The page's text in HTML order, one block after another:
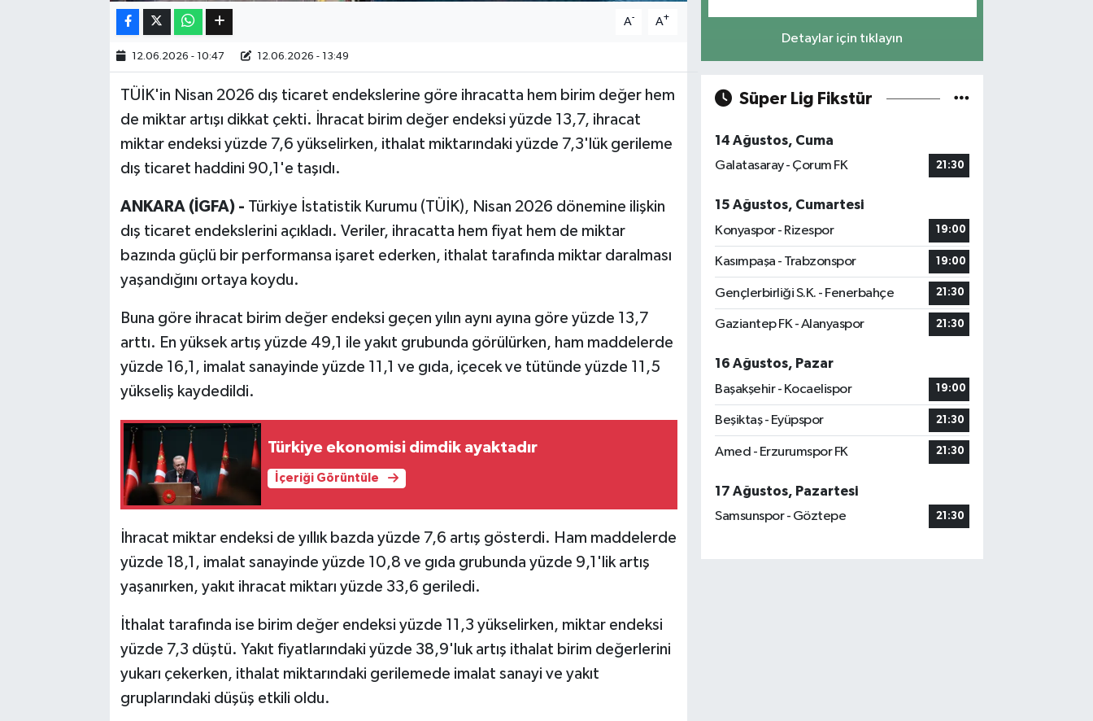
A- A+
12.06.2026 - 10:47 12.06.2026 - 13:49
TÜİK'in Nisan 2026 dış ticaret endekslerine göre ihracatta hem birim değer hem
de miktar artışı dikkat çekti. İhracat birim değer endeksi yüzde 13,7, ihracat
miktar endeksi yüzde 7,6 yükselirken, ithalat miktarındaki yüzde 7,3'lük gerileme
dış ticaret haddini 90,1'e taşıdı.
ANKARA (İGFA) - Türkiye İstatistik Kurumu (TÜİK), Nisan 2026 dönemine ilişkin
dış ticaret endekslerini açıkladı. Veriler, ihracatta hem fiyat hem de miktar
bazında güçlü bir performansa işaret ederken, ithalat tarafında miktar daralması
yaşandığını ortaya koydu.
Buna göre ihracat birim değer endeksi geçen yılın aynı ayına göre yüzde 13,7
arttı. En yüksek artış yüzde 49,1 ile yakıt grubunda görülürken, ham maddelerde
yüzde 16,1, imalat sanayinde yüzde 11,1 ve gıda, içecek ve tütünde yüzde 11,5
yükseliş kaydedildi.
Türkiye ekonomisi dimdik ayaktadır
İçeriği Görüntüle
İhracat miktar endeksi de yıllık bazda yüzde 7,6 artış gösterdi. Ham maddelerde
yüzde 18,1, imalat sanayinde yüzde 10,8 ve gıda grubunda yüzde 9,1'lik artış
yaşanırken, yakıt ihracat miktarı yüzde 33,6 geriledi.
İthalat tarafında ise birim değer endeksi yüzde 11,3 yükselirken, miktar endeksi
yüzde 7,3 düştü. Yakıt fiyatlarındaki yüzde 38,9'luk artış ithalat birim değerlerini
yukarı çekerken, ithalat miktarındaki gerilemede imalat sanayi ve yakıt
gruplarındaki düşüş etkili oldu.
Detaylar için tıklayın
Süper Lig Fikstür
14 Ağustos, Cuma
Galatasaray - Çorum FK
21:30
15 Ağustos, Cumartesi
Konyaspor - Rizespor
19:00
Kasımpaşa - Trabzonspor 19:00
Gençlerbirliği S.K. - Fenerbahçe 21:30
Gaziantep FK - Alanyaspor 21:30
16 Ağustos, Pazar
Başakşehir - Kocaelispor
19:00
Beşiktaş - Eyüpspor 21:30
Amed - Erzurumspor FK 21:30
17 Ağustos, Pazartesi
Samsunspor - Göztepe
21:30
Bilim, Teknoloji